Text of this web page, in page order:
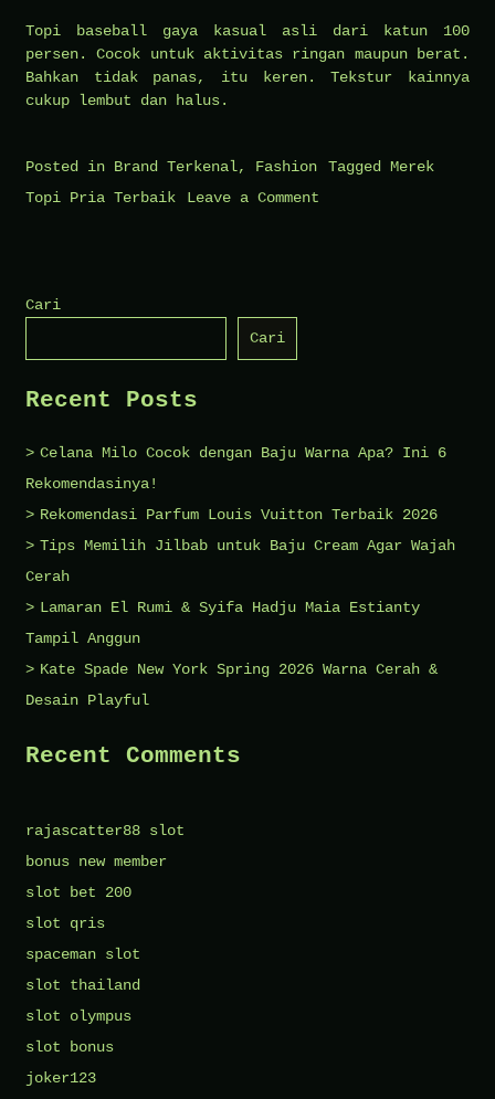
Topi baseball gaya kasual asli dari katun 100
persen. Cocok untuk aktivitas ringan maupun berat.
Bahkan tidak panas, itu keren. Tekstur kainnya
cukup lembut dan halus.
Posted in Brand Terkenal, Fashion Tagged Merek
Topi Pria Terbaik
Leave a Comment
Terkeren
Cari
Cari
Recent Posts
Celana Milo Cocok dengan Baju Warna Apa? Ini 6
Rekomendasinya!
Rekomendasi Parfum Louis Vuitton Terbaik 2026
Tips Memilih Jilbab untuk Baju Cream Agar Wajah
Cerah
Lamaran El Rumi & Syifa Hadju Maia Estianty
Tampil Anggun
Kate Spade New York Spring 2026 Warna Cerah &
Desain Playful
Recent Comments
rajascatter88 slot
bonus new member
slot bet 200
slot qris
spaceman slot
slot thailand
slot olympus
slot bonus
joker123